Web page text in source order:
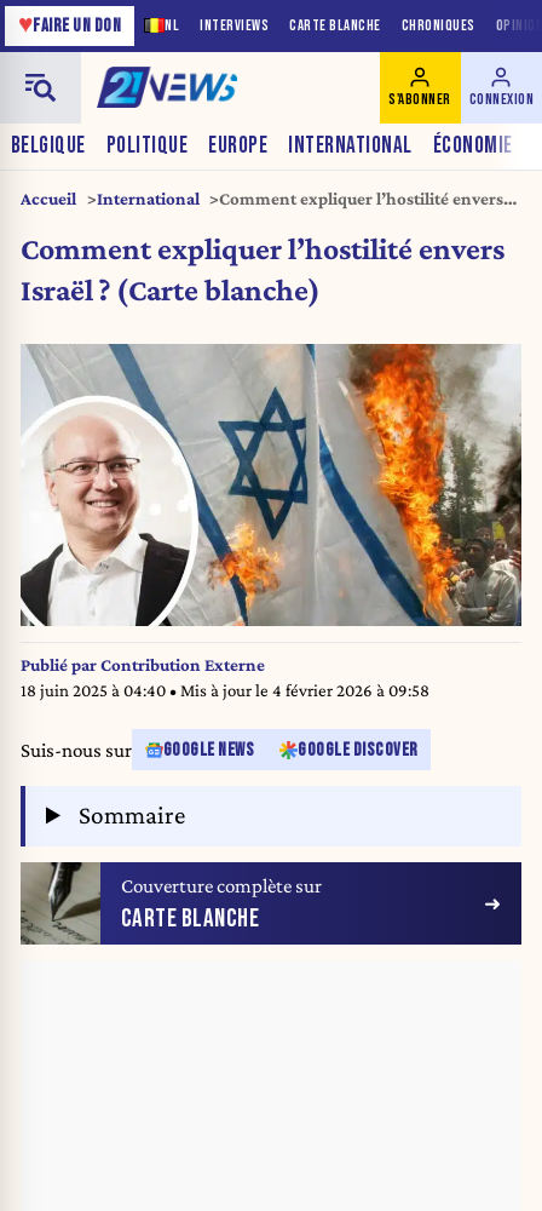
NL INTERVIEWS CARTE BLANCHE CHRONIQUES
♥FAIRE UN DON
BELGIQUE POLITIQUE EUROPE INTERNATIONAL ÉCONOMIE
S'ABONNER CONNEXION
Accueil International
Comment expliquer l’hostilité envers
Comment expliquer l’hostilité envers
Israël ? (Carte blanche)
Publié parContribution Externe
18 juin 2025 à 04:40• Mis à jour le 4 février 2026 à 09:58
Suis-nous sur GOOGLE NEWS GOOGLE DISCOVER
Sommaire
Couverture complète sur
CARTE BLANCHE